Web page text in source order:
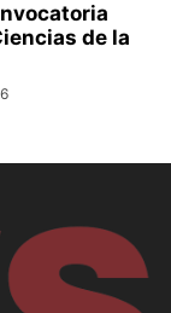
de la